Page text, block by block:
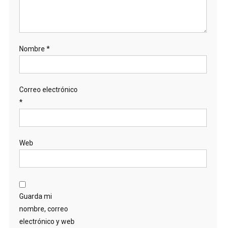
Nombre *
Correo electrónico
*
Web
Guarda mi
nombre, correo
electrónico y web